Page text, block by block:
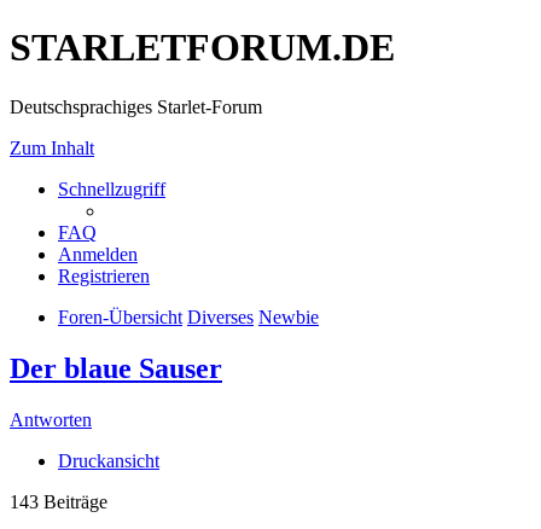
STARLETFORUM.DE
Deutschsprachiges Starlet-Forum
Zum Inhalt
Schnellzugriff
FAQ
Anmelden
Registrieren
Foren-Übersicht Diverses Newbie
Der blaue Sauser
Antworten
Druckansicht
143 Beiträge